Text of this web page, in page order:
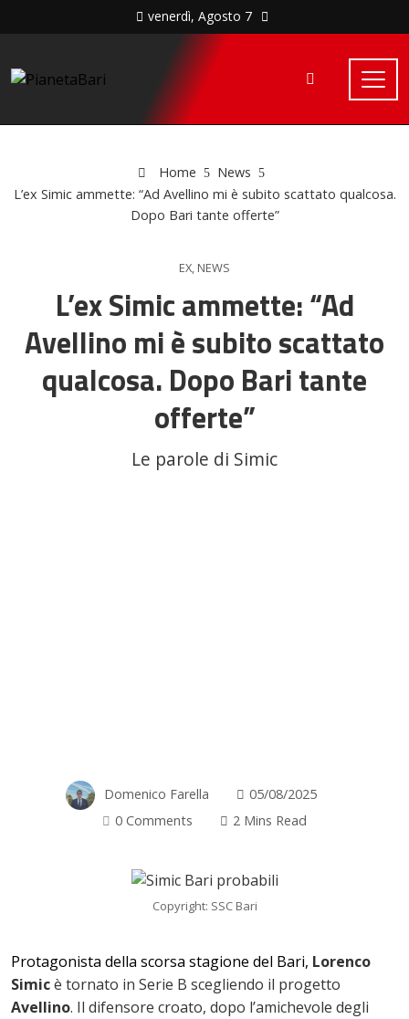
venerdì, Agosto 7
Home
News
L’ex Simic ammette: “Ad Avellino mi è subito scattato qualcosa.
Dopo Bari tante offerte”
EX, NEWS
L’ex Simic ammette: “Ad
Avellino mi è subito scattato
qualcosa. Dopo Bari tante
offerte”
Le parole di Simic
Domenico Farella
05/08/2025
0 Comments
2 Mins Read
Copyright: SSC Bari
Protagonista della scorsa stagione del Bari, Lorenco
Simicè tornato in Serie B scegliendo il progetto
Avellino. Il difensore croato, dopo l’amichevole degli